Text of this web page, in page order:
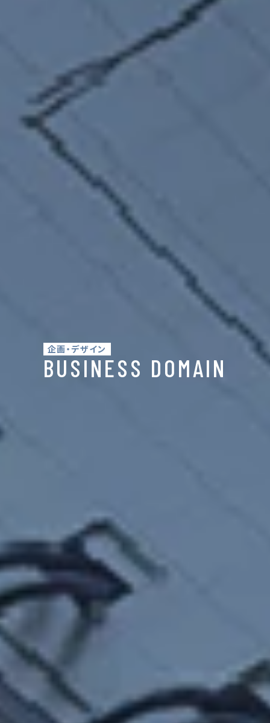
企画・デザイン
BUSINESS DOMAIN